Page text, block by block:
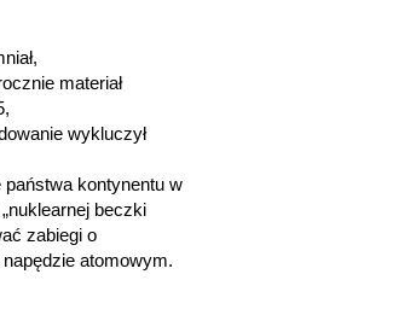
materiał
wykluczył
państwa kontynentu w
beczki
zabiegi o
atomowym.